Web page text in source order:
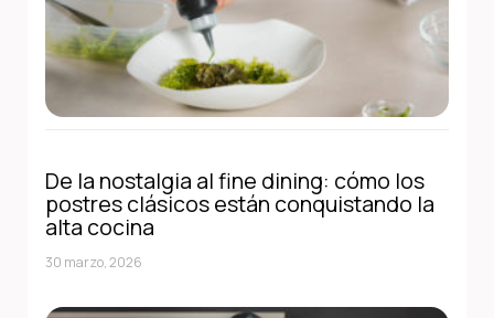
De la nostalgia al fine dining: cómo los
postres clásicos están conquistando la
alta cocina
30 marzo, 2026